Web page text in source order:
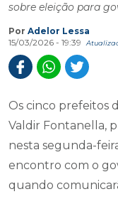
sobre eleição para
Por Adelor Lessa
15/03/2026 - 19:39
Os cinco prefeitos
Valdir Fontanella,
nesta segunda-
encontro com o
quando